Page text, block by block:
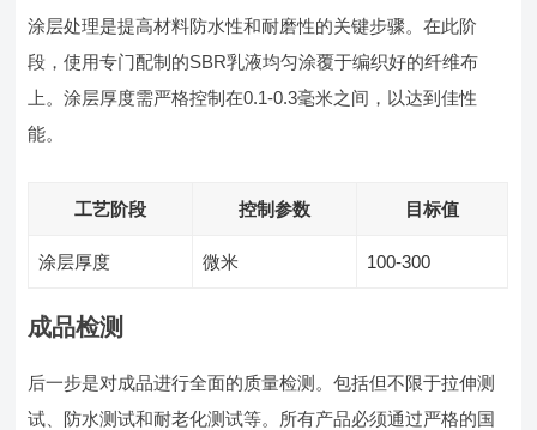
涂层处理是提高材料防水性和耐磨性的关键步骤。在此阶
段，使用专门配制的SBR乳液均匀涂覆于编织好的纤维布
上。涂层厚度需严格控制在0.1-0.3毫米之间，以达到佳性
能。
工艺阶段 控制参数 目标值
涂层厚度 微米 100-300
成品检测
后一步是对成品进行全面的质量检测。包括但不限于拉伸测
试、防水测试和耐老化测试等。所有产品必须通过严格的国